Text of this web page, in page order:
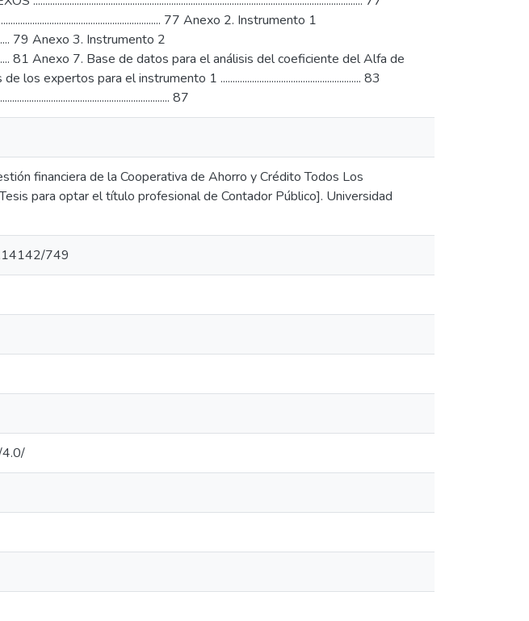
77 Anexo 2. Instrumento 1
79 Anexo 3. Instrumento 2
81 Anexo 7. Base de datos para el análisis del coeficiente del Alfa de
los expertos para el instrumento 1 .......................................................... 83
87
financiera de la Cooperativa de Ahorro y Crédito Todos Los
para optar el título profesional de Contador Público]. Universidad
749
4.0/